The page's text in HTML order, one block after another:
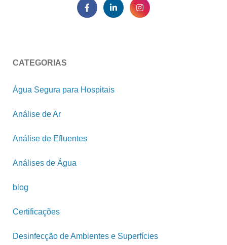
CATEGORIAS
Água Segura para Hospitais
Análise de Ar
Análise de Efluentes
Análises de Água
blog
Certificações
Desinfecção de Ambientes e Superfícies